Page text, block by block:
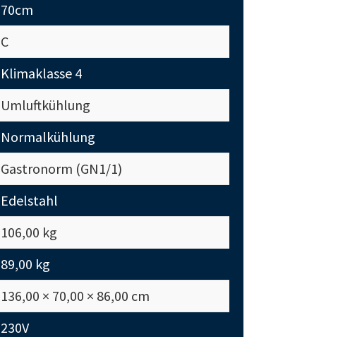
70cm
C
Klimaklasse 4
Umluftkühlung
Normalkühlung
Gastronorm (GN1/1)
Edelstahl
106,00 kg
89,00 kg
136,00 × 70,00 × 86,00 cm
230V